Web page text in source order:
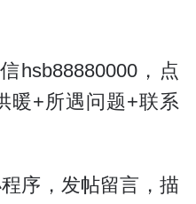
hsb88880000，点
暖+所遇问题+联系
序，发帖留言，描